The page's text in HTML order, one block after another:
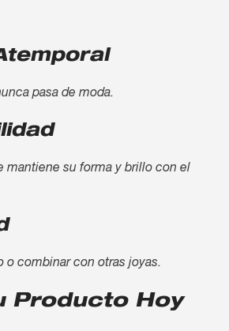
pasa de moda.
mantiene su forma y brillo con el
o combinar con otras joyas.
Producto Hoy